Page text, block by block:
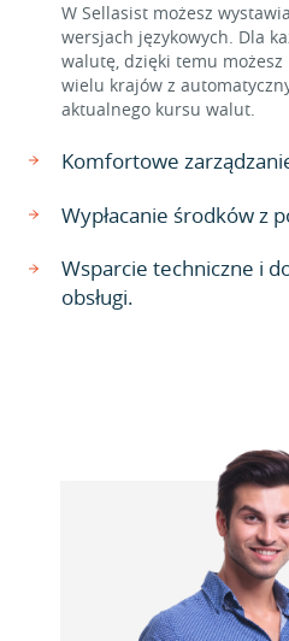
W Sellasist możesz
wersjach językowych. Dla
walutę, dzięki temu
wielu krajów z
aktualnego kursu walut.
Komfortowe
Wypłacanie środków z
Wsparcie techniczne i
obsługi.